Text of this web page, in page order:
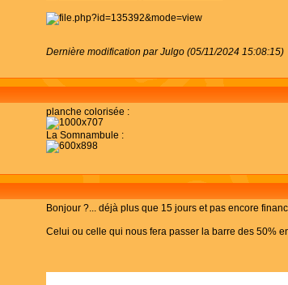
Dernière modification par Julgo (05/11/2024 15:08:15)
planche colorisée :
La Somnambule :
Bonjour ?... déjà plus que 15 jours et pas encore
Celui ou celle qui nous fera passer la barre des 50%